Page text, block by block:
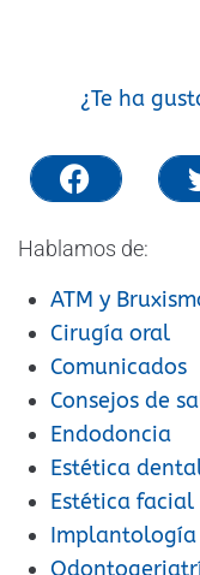
¿Te ha
Hablamos de:
ATM y
Cirugía oral
Comunicados
Consejos de
Endodoncia
Estética
Estética facial